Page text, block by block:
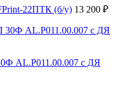
22ПТК (б/у) 13 200 ₽
AL.P011.00.007 с ДЯ